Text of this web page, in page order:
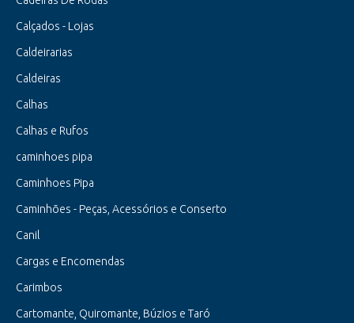
Calçados - Lojas
Caldeirarias
Caldeiras
Calhas
Calhas e Rufos
caminhoes pipa
Caminhoes Pipa
Caminhões - Peças, Acessórios e Conserto
Canil
Cargas e Encomendas
Carimbos
Cartomante, Quiromante, Búzios e Taró